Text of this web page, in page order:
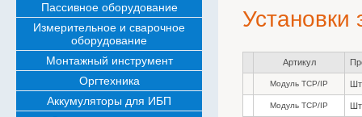
Пассивное оборудование
Измерительное и сварочное
оборудование
Монтажный инструмент
Оргтехника
Аккумуляторы для ИБП
Установки
Артикул
Модуль TCP/IP
Модуль TCP/IP